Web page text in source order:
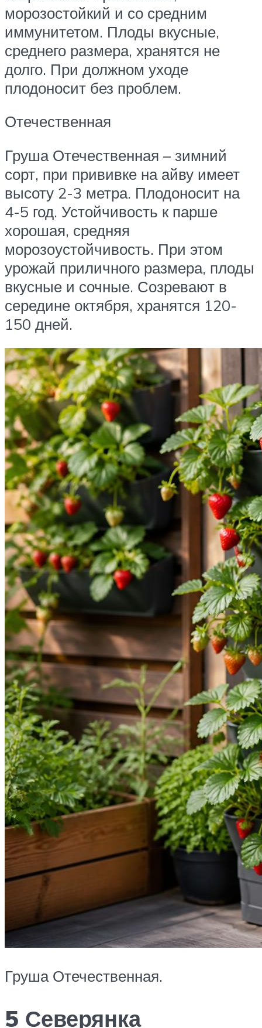
морозостойкий и со средним
иммунитетом. Плоды вкусные,
среднего размера, хранятся не
долго. При должном уходе
плодоносит без проблем.
Отечественная
Груша Отечественная – зимний
сорт, при прививке на айву имеет
высоту 2-3 метра. Плодоносит на
4-5 год. Устойчивость к парше
хорошая, средняя
морозоустойчивость. При этом
урожай приличного размера, плоды
вкусные и сочные. Созревают в
середине октября, хранятся 120-
150 дней.
Груша Отечественная.
5 Северянка